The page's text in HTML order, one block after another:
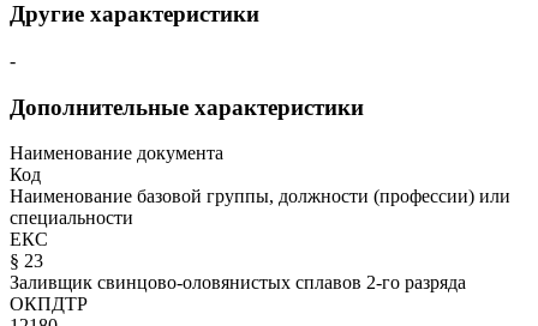
Другие характеристики
-
Дополнительные характеристики
Наименование документа
Код
Наименование базовой группы, должности (профессии) или
специальности
ЕКС
§ 23
Заливщик свинцово-оловянистых сплавов 2-го разряда
ОКПДТР